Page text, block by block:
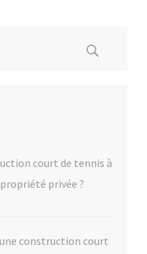
court de tennis à
privée ?
construction court